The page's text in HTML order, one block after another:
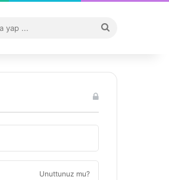
...
Unuttunuz mu?